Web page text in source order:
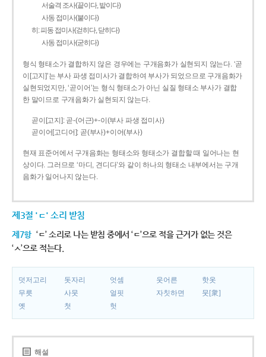
서술격 조사(끝이다, 밭이다)
사동 접미사(붙이다)
히: 피동 접미사(걷히다, 닫히다)
사동 접미사(굳히다)
형식 형태소가 결합하지 않은 경우에는 구개음화가 실현되지 않는다. ‘곧
이[고지]’는 부사 파생 접미사가 결합하여 부사가 되었으므로 구개음화가
실현되었지만, ‘곧이어’는 형식 형태소가 아닌 실질 형태소 부사가 결합
한 말이므로 구개음화가 실현되지 않는다.
곧이[고지]: 곧-­(어근)+­-이(부사 파생 접미사)
곧이어[고디어]: 곧(부사)+이어(부사)
현재 표준어에서 구개음화는 형태소와 형태소가 결합할 때 일어나는 현
상이다. 그러므로 ‘마디, 견디다’와 같이 하나의 형태소 내부에서는 구개
음화가 일어나지 않는다.
제3절 'ㄷ' 소리 받침
제7항 ‘ㄷ’ 소리로 나는 받침 중에서 ‘ㄷ’으로 적을 근거가 없는 것은
‘ㅅ’으로 적는다.
덧저고리 돗자리 엇셈 웃어른
핫옷
무릇
사뭇 얼핏 자칫하면
뭇[衆]
옛
첫 헛
해설